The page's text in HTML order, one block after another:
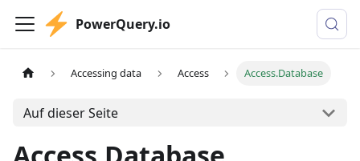
PowerQuery.io
Accessing data Access Access.Database
Auf dieser Seite